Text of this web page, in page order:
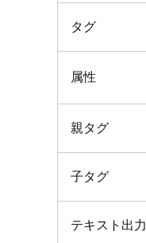
タグ
属性
親タグ
子タグ
テキスト出力